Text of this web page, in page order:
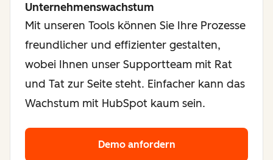
Unternehmenswachstum
Mit unseren Tools können Sie Ihre Prozesse
freundlicher und effizienter gestalten,
wobei Ihnen unser Supportteam mit Rat
und Tat zur Seite steht. Einfacher kann das
Wachstum mit HubSpot kaum sein.
Demo anfordern